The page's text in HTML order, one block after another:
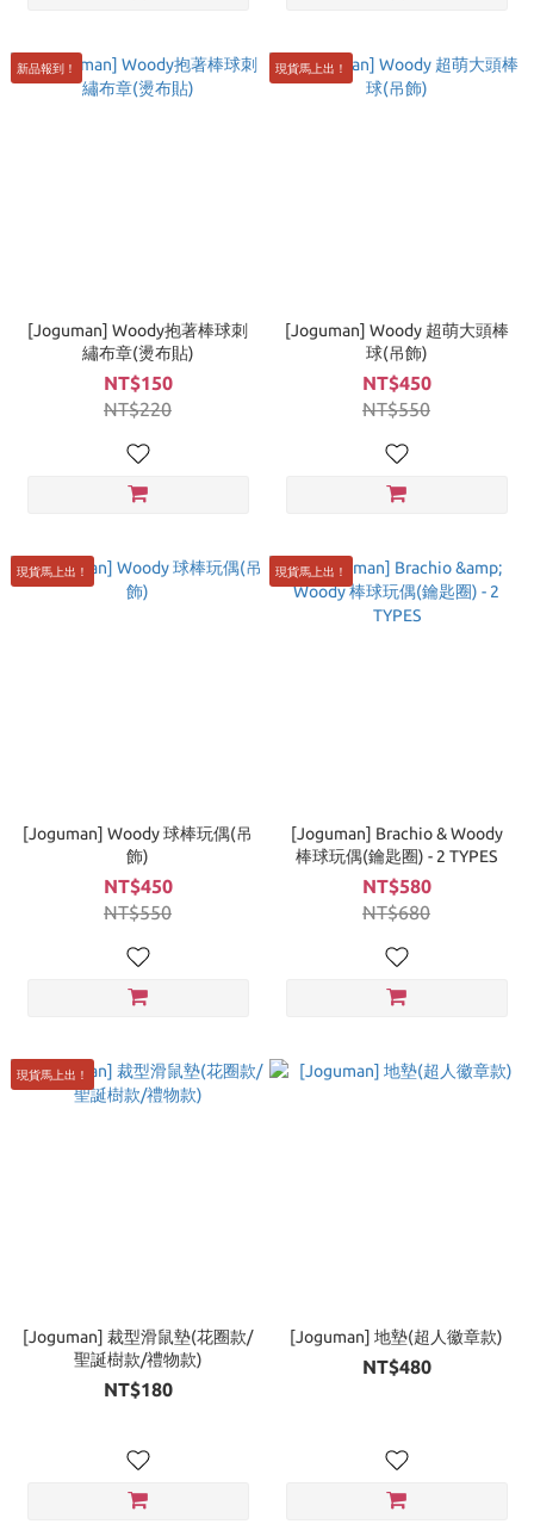
新品報到！
[Joguman] Woody抱著棒球刺
繡布章(燙布貼)
NT$150
NT$220
現貨馬上出！
[Joguman] Woody 超萌大頭棒
球(吊飾)
NT$450
NT$550
現貨馬上出！
[Joguman] Woody 球棒玩偶(吊
飾)
NT$450
NT$550
現貨馬上出！
[Joguman] Brachio & Woody
棒球玩偶(鑰匙圈) - 2 TYPES
NT$580
NT$680
現貨馬上出！
[Joguman] 裁型滑鼠墊(花圈款/
聖誕樹款/禮物款)
NT$180
[Joguman] 地墊(超人徽章款)
NT$480